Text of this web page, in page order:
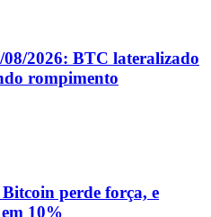
2026: BTC lateralizado
rompimento
perde força, e
10%